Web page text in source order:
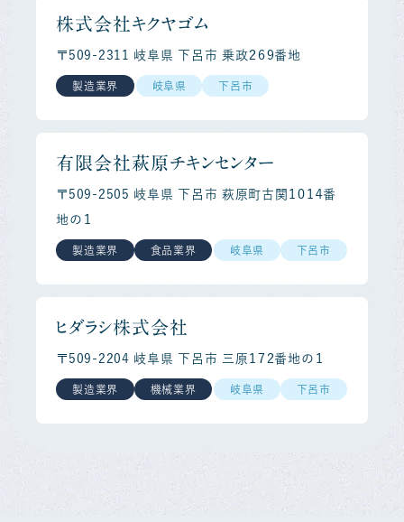
株式会社キクヤゴム
〒509-2311 岐阜県 下呂市 乗政２６９番地
製造業界 岐阜県 下呂市
有限会社萩原チキンセンター
〒509-2505 岐阜県 下呂市 萩原町古関１０１４番
地の１
製造業界 食品業界 岐阜県 下呂市
ヒダラシ株式会社
〒509-2204 岐阜県 下呂市 三原１７２番地の１
製造業界 機械業界 岐阜県 下呂市